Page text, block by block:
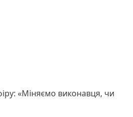
«Міняємо виконавця, чи